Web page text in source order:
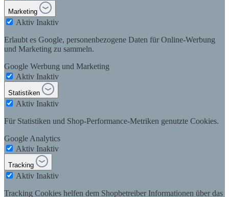
Marketing
Aktiv Inaktiv
Erlaubt es Google, personenbezogene Daten für Online-Werbung
und Marketing zu sammeln.
Google Werbung und Marketing
Aktiv Inaktiv
Statistiken
Aktiv Inaktiv
Für Statistiken und Shop-Performance-Metriken genutzte Cookies.
Google Analytics
Aktiv Inaktiv
Tracking
Aktiv Inaktiv
Tracking Cookies helfen dem Shopbetreiber Informationen über das